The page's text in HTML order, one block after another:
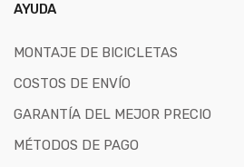
AYUDA
MONTAJE DE BICICLETAS
COSTOS DE ENVÍO
GARANTÍA DEL MEJOR PRECIO
MÉTODOS DE PAGO